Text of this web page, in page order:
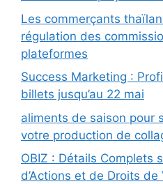
Les commerçants
régulation des
plateformes
Success Marketing :
billets jusqu’au 22 mai
aliments de saison pour
votre production de
OBIZ : Détails Complets
d’Actions et de Droits